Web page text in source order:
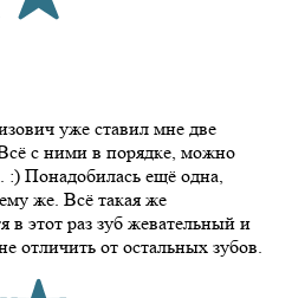
уже ставил мне две
с ними в порядке, можно
:) Понадобилась ещё одна,
же. Всё такая же
в этот раз зуб жевательный и
отличить от остальных зубов.